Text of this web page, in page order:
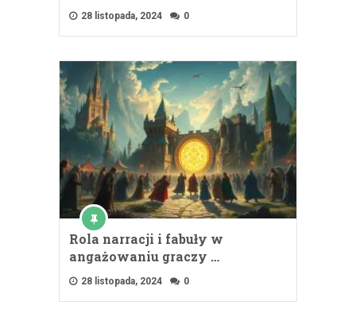
28 listopada, 2024 0
Rola narracji i fabuły w
angażowaniu graczy …
28 listopada, 2024 0